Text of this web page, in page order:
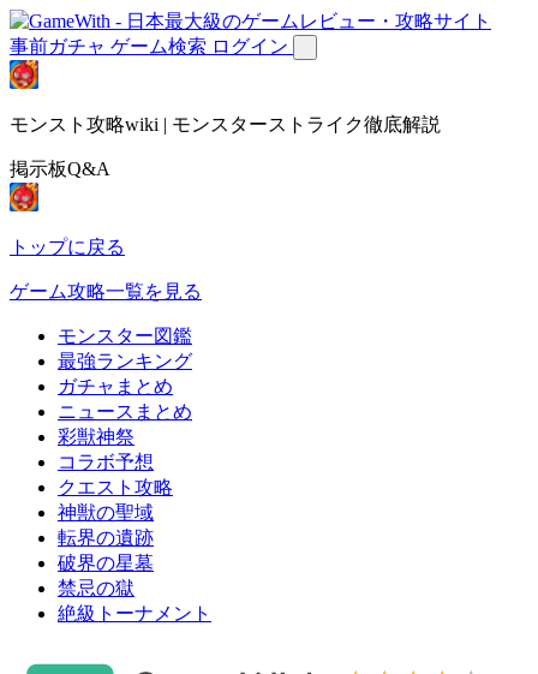
事前ガチャ ゲーム検索 ログイン
モンスト攻略wiki | モンスターストライク徹底解説
掲示板Q&A
トップに戻る
ゲーム攻略一覧を見る
モンスター図鑑
最強ランキング
ガチャまとめ
ニュースまとめ
彩獣神祭
コラボ予想
クエスト攻略
神獣の聖域
転界の遺跡
破界の星墓
禁忌の獄
絶級トーナメント